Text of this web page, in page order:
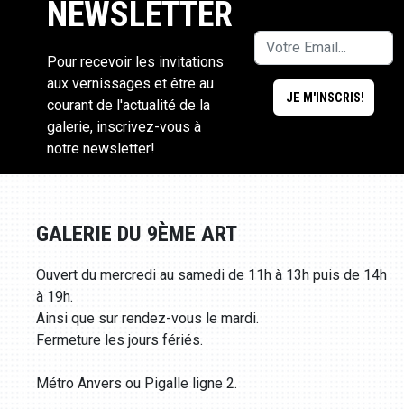
NEWSLETTER
Pour recevoir les invitations
aux vernissages et être au
courant de l'actualité de la
galerie, inscrivez-vous à
notre newsletter!
GALERIE DU 9ÈME ART
Ouvert du mercredi au samedi de 11h à 13h puis de 14h
à 19h.
Ainsi que sur rendez-vous le mardi.
Fermeture les jours fériés.
Métro Anvers ou Pigalle ligne 2.